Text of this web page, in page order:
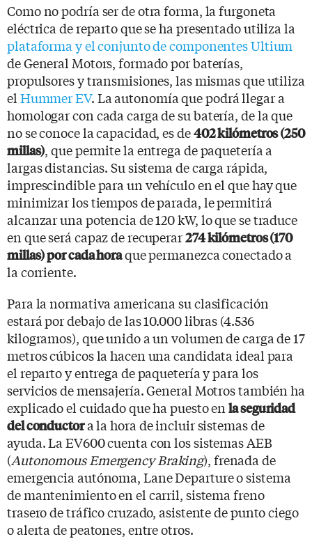
Como no podría ser de otra forma, la furgoneta
eléctrica de reparto que se ha presentado utiliza la
plataforma y el conjunto de componentes Ultium
de General Motors, formado por baterías,
propulsores y transmisiones, las mismas que utiliza
el Hummer EV. La autonomía que podrá llegar a
homologar con cada carga de su batería, de la que
no se conoce la capacidad, es de402 kilómetros (250
millas), que permite la entrega de paquetería a
largas distancias. Su sistema de carga rápida,
imprescindible para un vehículo en el que hay que
minimizar los tiempos de parada, le permitirá
alcanzar una potencia de 120 kW, lo que se traduce
en que será capaz de recuperar274 kilómetros (170
millas) por cada horaque permanezca conectado a
la corriente.
Para la normativa americana su clasificación
estará por debajo de las 10.000 libras (4.536
kilogramos), que unido a un volumen de carga de 17
metros cúbicos la hacen una candidata ideal para
el reparto y entrega de paquetería y para los
servicios de mensajería. General Motros también ha
explicado el cuidado que ha puesto enla seguridad
del conductora la hora de incluir sistemas de
ayuda. La EV600 cuenta con los sistemas AEB
(Autonomous Emergency Braking), frenada de
emergencia autónoma, Lane Departure o sistema
de mantenimiento en el carril, sistema freno
trasero de tráfico cruzado, asistente de punto ciego
o alerta de peatones, entre otros.